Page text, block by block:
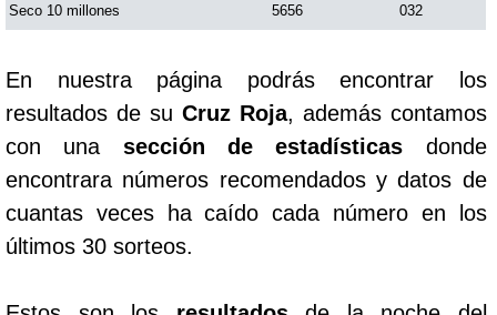
Seco 10 millones 5656 032
En nuestra página podrás encontrar los
resultados de su Cruz Roja, además contamos
con una sección de estadísticas donde
encontrara números recomendados y datos de
cuantas veces ha caído cada número en los
últimos 30 sorteos.